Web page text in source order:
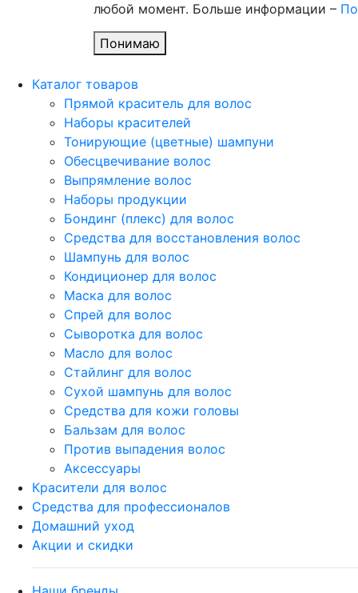
любой момент. Больше информации –
Понимаю
Каталог товаров
Прямой краситель для волос
Наборы красителей
Тонирующие (цветные) шампуни
Обесцвечивание волос
Выпрямление волос
Наборы продукции
Бондинг (плекс) для волос
Средства для восстановления волос
Шампунь для волос
Кондиционер для волос
Маска для волос
Спрей для волос
Сыворотка для волос
Масло для волос
Стайлинг для волос
Сухой шампунь для волос
Средства для кожи головы
Бальзам для волос
Против выпадения волос
Аксессуары
Красители для волос
Средства для профессионалов
Домашний уход
Акции и скидки